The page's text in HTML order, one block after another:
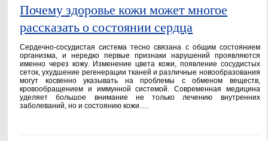
Почему здоровье кожи может многое
рассказать о состоянии сердца
Сердечно-сосудистая система тесно связана с общим состоянием
организма, и нередко первые признаки нарушений проявляются
именно через кожу. Изменение цвета кожи, появление сосудистых
сеток, ухудшение регенерации тканей и различные новообразования
могут косвенно указывать на проблемы с обменом веществ,
кровообращением и иммунной системой. Современная медицина
уделяет большое внимание не только лечению внутренних
заболеваний, но и состоянию кожи….